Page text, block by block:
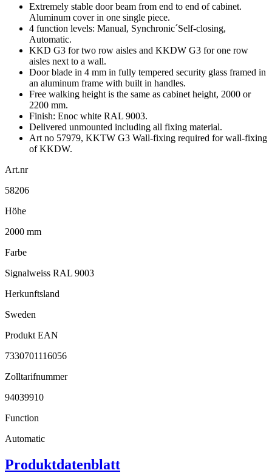
Extremely stable door beam from end to end of cabinet.
Aluminum cover in one single piece.
4 function levels: Manual, Synchronic´Self-closing,
Automatic.
KKD G3 for two row aisles and KKDW G3 for one row
aisles next to a wall.
Door blade in 4 mm in fully tempered security glass framed in
an aluminum frame with built in handles.
Free walking height is the same as cabinet height, 2000 or
2200 mm.
Finish: Enoc white RAL 9003.
Delivered unmounted including all fixing material.
Art no 57979, KKTW G3 Wall-fixing required for wall-fixing
of KKDW.
Art.nr
58206
Höhe
2000 mm
Farbe
Signalweiss RAL 9003
Herkunftsland
Sweden
Produkt EAN
7330701116056
Zolltarifnummer
94039910
Function
Automatic
Produktdatenblatt